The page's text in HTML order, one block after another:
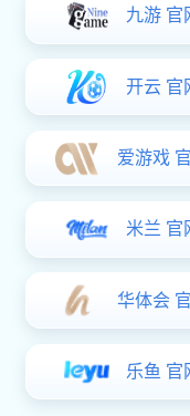
CL254系列合页铰链
￥8.00
星空真人:cl-231铰链 工业机械设备大门铰链 脱卸铰链
￥20.00